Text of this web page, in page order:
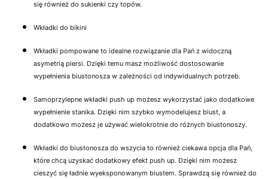
się również do sukienki czy topów.
Wkładki do bikini
Wkładki pompowane to idealne rozwiązanie dla Pań z widoczną
asymetrią piersi. Dzięki temu masz możliwość dostosowanie
wypełnienia biustonosza w zależności od indywidualnych potrzeb.
Samoprzylepne wkładki push up możesz wykorzystać jako dodatkowe
wypełnienie stanika. Dzięki nim szybko wymodelujesz biust, a
dodatkowo możesz je używać wielokrotnie do różnych biustonoszy.
Wkładki do biustonosza do wszycia to również ciekawa opcja dla Pań,
które chcą uzyskać dodatkowy efekt push up. Dzięki nim możesz
cieszyć się ładnie wyeksponowanym biustem. Sprawdzą się również do